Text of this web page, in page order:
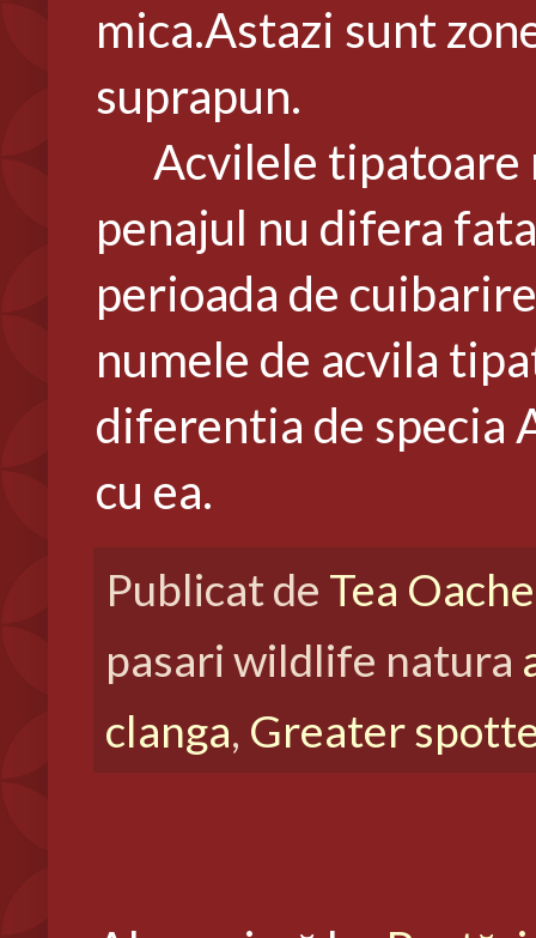
mica.Astazi sunt
suprapun.
Acvilele tipatoare
penajul nu difera
perioada de
numele de acvila
diferentia de specia
cu ea.
Publicat de Tea
pasari wildlife natura
clanga, Greater